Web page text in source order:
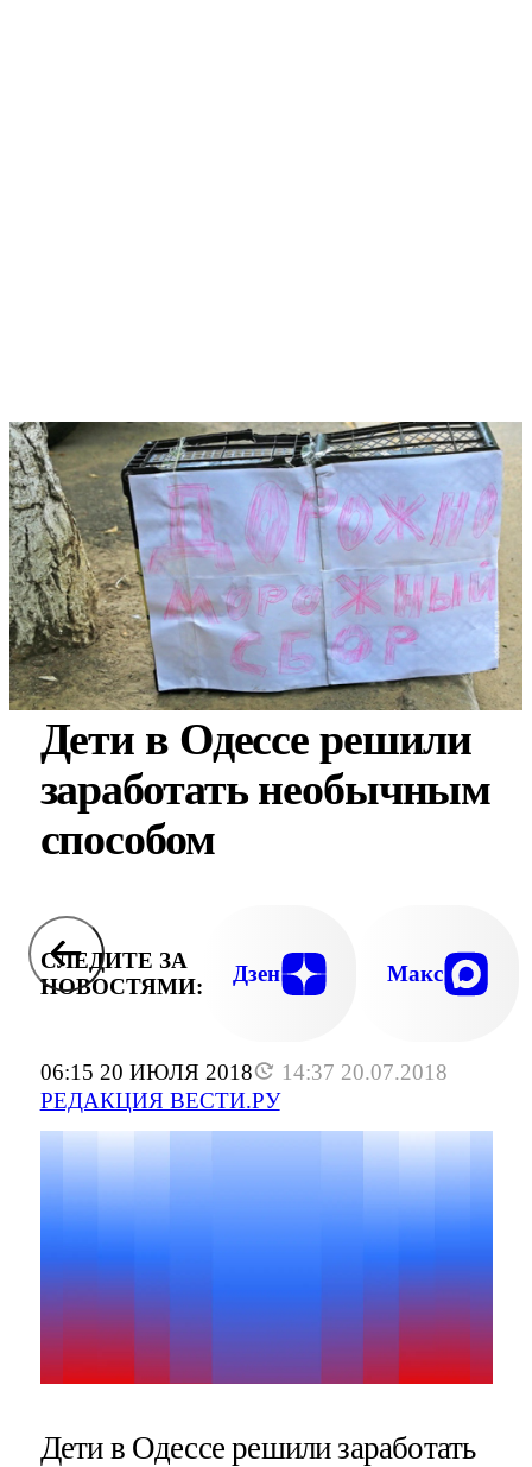
06:15 20 ИЮЛЯ 2018
14:37 20.07.2018
РЕДАКЦИЯ ВЕСТИ.РУ
Дети в Одессе решили
заработать необычным
способом
СЛЕДИТЕ ЗА
НОВОСТЯМИ:
Дзен Макс
Дети в Одессе решили заработать